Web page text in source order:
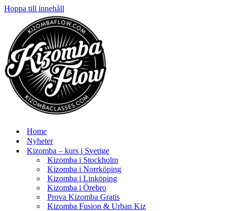
Hoppa till innehåll
Home
Nyheter
Kizomba – kurs i Sverige
Kizomba i Stockholm
Kizomba i Norrköping
Kizomba i Linköping
Kizomba i Örebro
Prova Kizomba Gratis
Kizomba Fusion & Urban Kiz